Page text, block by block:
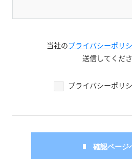
当社のプライバシーポリ
送信してくださ
プライバシーポリ